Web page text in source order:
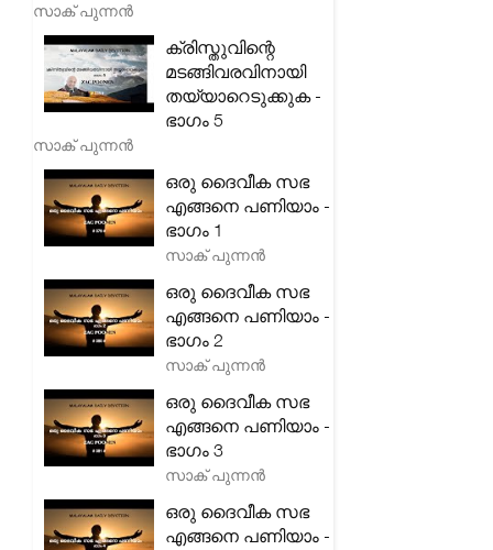
സാക് പുന്നൻ
ക്രിസ്തുവിന്റെ
മടങ്ങിവരവിനായി
തയ്യാറെടുക്കുക -
ഭാഗം 5
സാക് പുന്നൻ
ഒരു ദൈവീക സഭ
എങ്ങനെ പണിയാം -
ഭാഗം 1
സാക് പുന്നൻ
ഒരു ദൈവീക സഭ
എങ്ങനെ പണിയാം -
ഭാഗം 2
സാക് പുന്നൻ
ഒരു ദൈവീക സഭ
എങ്ങനെ പണിയാം -
ഭാഗം 3
സാക് പുന്നൻ
ഒരു ദൈവീക സഭ
എങ്ങനെ പണിയാം -